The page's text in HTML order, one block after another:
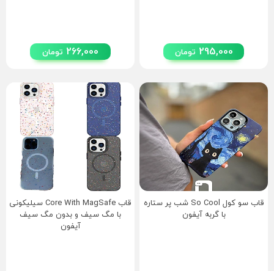
295,000 تومان 266,000 تومان
قاب سو کول So Cool شب پر ستاره
با گربه آیفون
قاب Core With MagSafe سیلیکونی
با مگ سیف و بدون مگ سیف‌
آیفون